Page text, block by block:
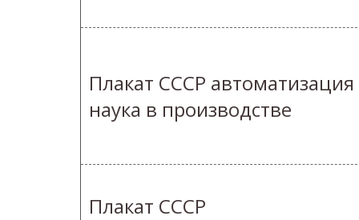
Плакат СССР
наука в производстве
Плакат СССР